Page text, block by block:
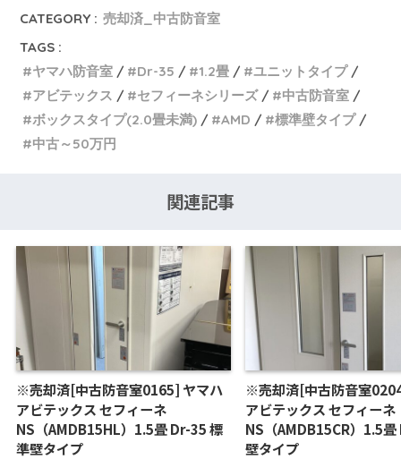
CATEGORY : 売却済_中古防音室
TAGS :
ヤマハ防音室
Dr-35 1.2畳
ユニットタイプ
アビテックス
セフィーネシリーズ
中古防音室
ボックスタイプ(2.0畳未満)
AMD
標準壁タイプ
中古～50万円
関連記事
※売却済[中古防音室0165] ヤマハ
アビテックス セフィーネ
NS（AMDB15HL）1.5畳 Dr-35 標
準壁タイプ
※売却済[中古防音室
アビテックス セフィーネ
NS（AMDB15CR）1.5
壁タイプ